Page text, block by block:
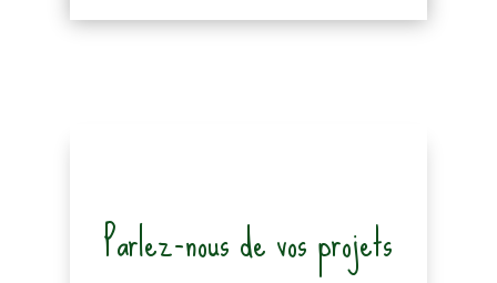
Parlez-nous de vos projets